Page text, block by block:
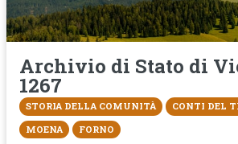
Archivio di Stato di
1267
STORIA DELLA COMUNITÀ
CONTI DEL
MOENA
FORNO